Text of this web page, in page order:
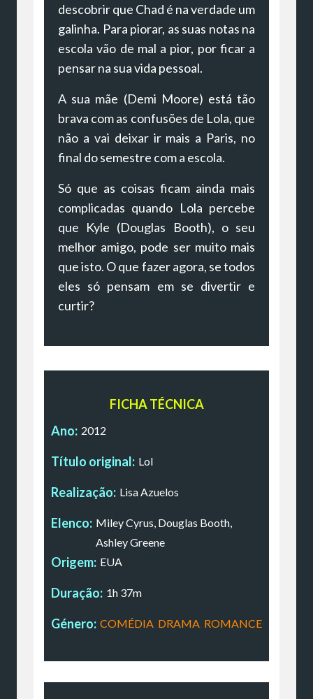
descobrir que Chad é na verdade um
galinha. Para piorar, as suas notas na
escola vão de mal a pior, por ficar a
pensar na sua vida pessoal.
A sua mãe (Demi Moore) está tão
brava com as confusões de Lola, que
não a vai deixar ir mais a Paris, no
final do semestre com a escola.
Só que as coisas ficam ainda mais
complicadas quando Lola percebe
que Kyle (Douglas Booth), o seu
melhor amigo, pode ser muito mais
que isto. O que fazer agora, se todos
eles só pensam em se divertir e
curtir?
FICHA TÉCNICA
Ano: 2012
Título original: Lol
Realização: Lisa Azuelos
Elenco: Miley Cyrus, Douglas Booth,
Ashley Greene
Origem: EUA
Duração: 1h 37m
Género: COMÉDIA DRAMA ROMANCE